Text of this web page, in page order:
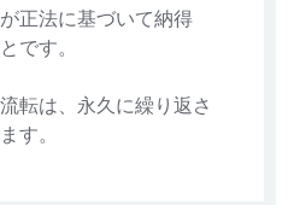
正法に基づいて納得
です。
転は、永久に繰り返さ
す。